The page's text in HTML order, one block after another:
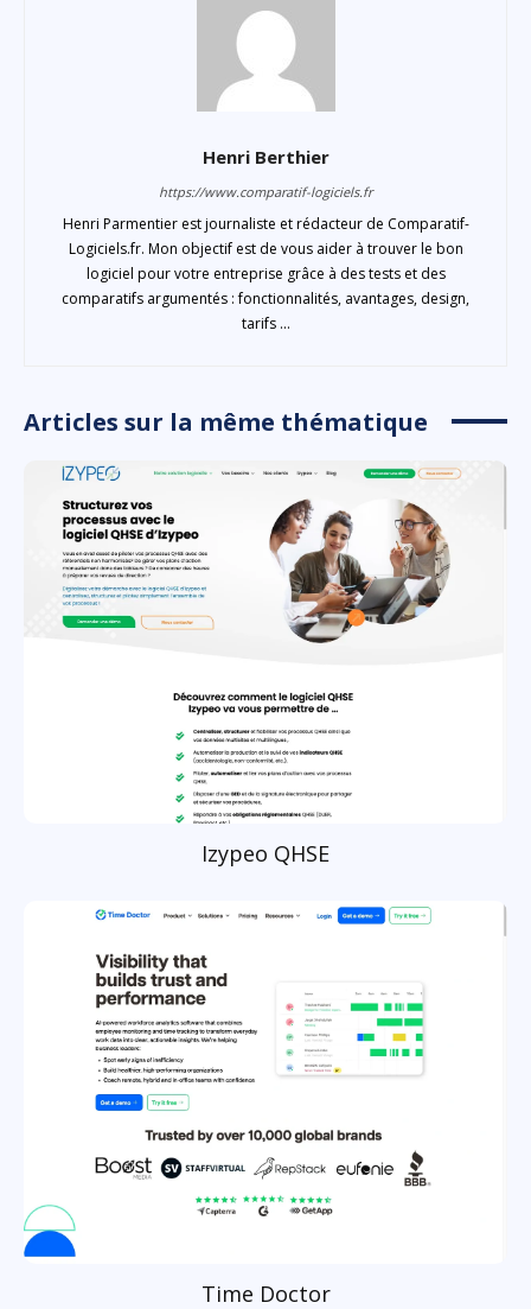
Henri Berthier
https://www.comparatif-logiciels.fr
Henri Parmentier est journaliste et rédacteur de Comparatif-
Logiciels.fr. Mon objectif est de vous aider à trouver le bon
logiciel pour votre entreprise grâce à des tests et des
comparatifs argumentés : fonctionnalités, avantages, design,
tarifs ...
Articles sur la même thématique
Izypeo QHSE
Time Doctor